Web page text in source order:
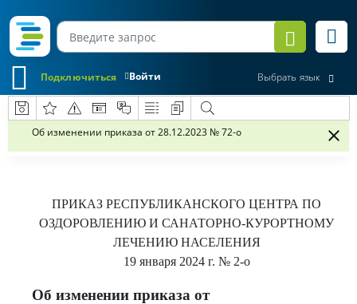
Войти
Подключиться Выбрать язык
Об изменении приказа от 28.12.2023 № 72-о
ПРИКАЗ РЕСПУБЛИКАНСКОГО ЦЕНТРА ПО
ОЗДОРОВЛЕНИЮ И САНАТОРНО-КУРОРТНОМУ
ЛЕЧЕНИЮ НАСЕЛЕНИЯ
19 января 2024 г. № 2-о
Об изменении приказа от